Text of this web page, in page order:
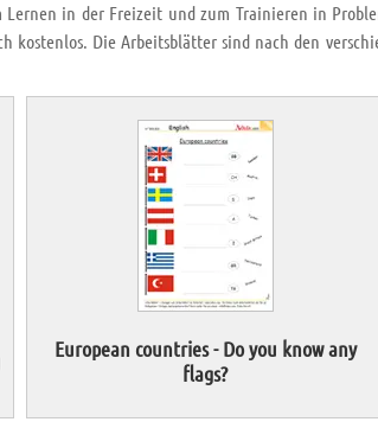
in der Freizeit und zum Trainieren in
kostenlos. Die Arbeitsblätter sind nach den
European countries - Do you know any
flags?